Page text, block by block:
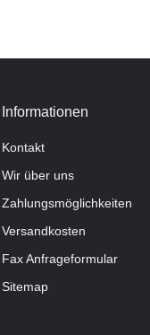
Informationen
Kontakt
Wir über uns
Zahlungsmöglichkeiten
Versandkosten
Fax Anfrageformular
Sitemap